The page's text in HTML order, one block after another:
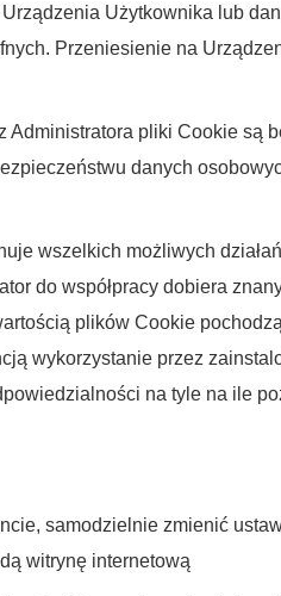
Użytkownika lub
Przeniesienie na
Administratora pliki Cookie są
danych
wszelkich możliwych
do współpracy dobiera
plików Cookie
wykorzystanie przez
na tyle na ile
samodzielnie zmienić
witrynę internetową